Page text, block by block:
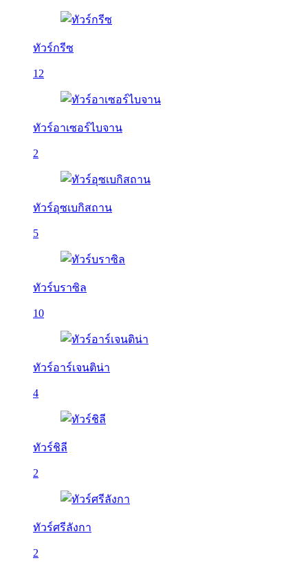
ทัวร์กรีซ
12
ทัวร์อาเซอร์ไบจาน
2
ทัวร์อุซเบกิสถาน
5
ทัวร์บราซิล
10
ทัวร์อาร์เจนติน่า
4
ทัวร์ชิลี
2
ทัวร์ศรีลังกา
2